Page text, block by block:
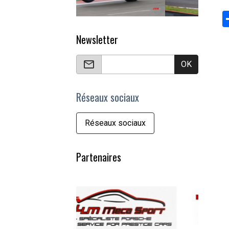
Newsletter
OK
Réseaux sociaux
Réseaux sociaux
Partenaires